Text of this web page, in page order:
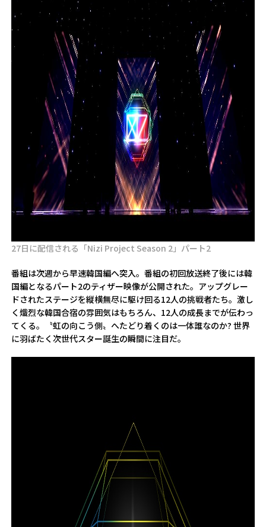
27日に配信される「Nizi Project Season 2」パート2
番組は次週から早速韓国編へ突入。番組の初回放送終了後には韓
国編となるパート2のティザー映像が公開された。アップグレー
ドされたステージを縦横無尽に駆け回る12人の挑戦者たち。激し
く熾烈な韓国合宿の雰囲気はもちろん、12人の成長までが伝わっ
てくる。〝虹の向こう側〟へたどり着くのは一体誰なのか? 世界
に羽ばたく次世代スター誕生の瞬間に注目だ。